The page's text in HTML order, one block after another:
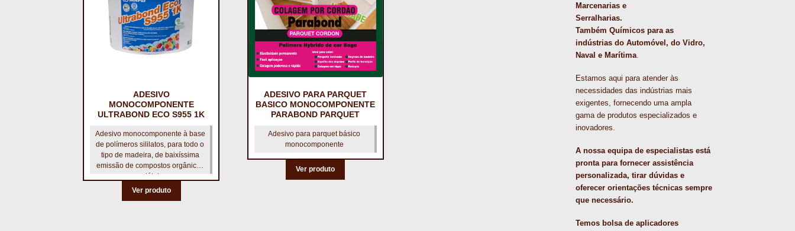
ADESIVO
MONOCOMPONENTE
ULTRABOND ECO S955 1K
Adesivo monocomponente à base
de polímeros sililatos, para todo o
tipo de madeira, de baixíssima
emissão de compostos orgânicos
voláteis
Ver produto
ADESIVO PARA PARQUET
BASICO MONOCOMPONENTE
PARABOND PARQUET
Adesivo para parquet básico
monocomponente
Ver produto
Marcenarias e
Serralharias.
Também Químicos para as
indústrias do Automóvel, do Vidro,
Naval e Marítima.
Estamos aqui para atender às
necessidades das indústrias mais
exigentes, fornecendo uma ampla
gama de produtos especializados e
inovadores.
A nossa equipa de especialistas está
pronta para fornecer assistência
personalizada, tirar dúvidas e
oferecer orientações técnicas sempre
que necessário.
Temos bolsa de aplicadores